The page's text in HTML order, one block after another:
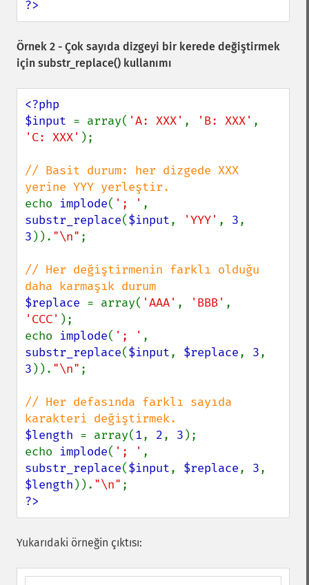
?>
Örnek 2 - Çok sayıda dizgeyi bir kerede değiştirmek
için substr_replace() kullanımı
<?php
$input = array( 'A: XXX' , 'B: XXX'
'C: XXX' );
// Basit durum: her dizgede XXX
echo implode( '; '
substr_replace($input, 'YYY' , 3
3 )). "\n" ;
// Her değiştirmenin farklı olduğu
$replace = array( 'AAA' , 'BBB'
'CCC' );
echo implode( '; '
substr_replace($input, $replace, 3
3 )). "\n" ;
// Her defasında farklı sayıda
$length = array(1, 2, 3 );
echo implode( '; '
substr_replace($input, $replace, 3
$length )). "\n"
?>
Yukarıdaki örneğin çıktısı: